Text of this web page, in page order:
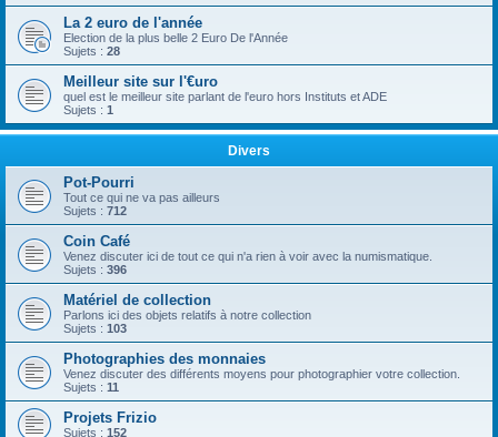
La 2 euro de l'année
Election de la plus belle 2 Euro De l'Année
Sujets : 28
Meilleur site sur l'€uro
quel est le meilleur site parlant de l'euro hors Instituts et ADE
Sujets : 1
Divers
Pot-Pourri
Tout ce qui ne va pas ailleurs
Sujets : 712
Coin Café
Venez discuter ici de tout ce qui n'a rien à voir avec la numismatique.
Sujets : 396
Matériel de collection
Parlons ici des objets relatifs à notre collection
Sujets : 103
Photographies des monnaies
Venez discuter des différents moyens pour photographier votre collection.
Sujets : 11
Projets Frizio
Sujets : 152